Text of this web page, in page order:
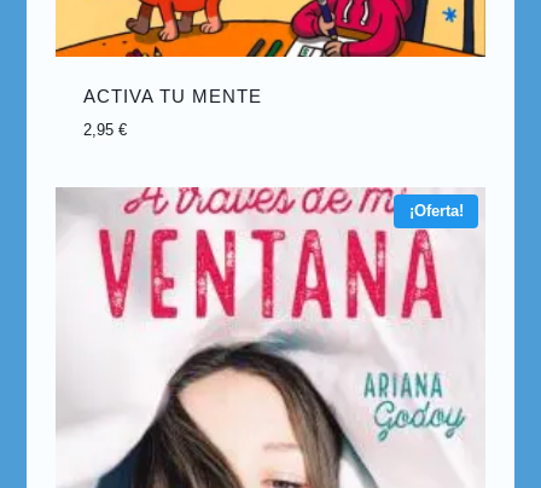
ACTIVA TU MENTE
2,95€
¡Oferta!